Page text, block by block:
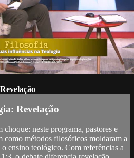
Revelação
neste programa, pastores e
como métodos filosóficos moldaram a
ensino teológico. Com referências a